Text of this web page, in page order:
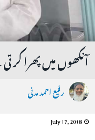
آنکھوں میں پھرا
رفیع احمد مدنی
July 17, 2018